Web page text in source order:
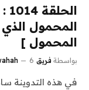
المحمول
المحمول ]
بواسطة فريق alwahah 6 أبريل، 2015
في هذه التدوينة